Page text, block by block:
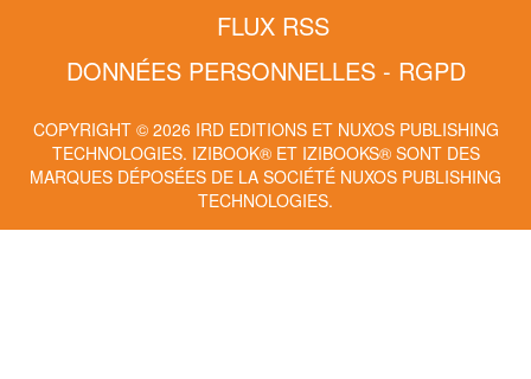
FLUX RSS
DONNÉES PERSONNELLES - RGPD
COPYRIGHT © 2026 IRD EDITIONS ET NUXOS PUBLISHING
TECHNOLOGIES. IZIBOOK®ET IZIBOOKS®SONT DES
MARQUES DÉPOSÉES DE LA SOCIÉTÉ NUXOS PUBLISHING
TECHNOLOGIES.